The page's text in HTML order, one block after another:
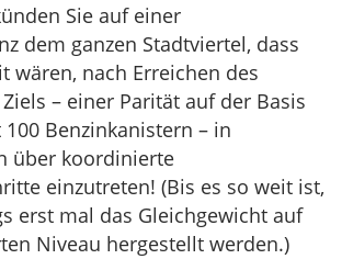
Sie auf einer
dem ganzen Stadtviertel, dass
wären, nach Erreichen des
– einer Parität auf der Basis
Benzinkanistern – in
über koordinierte
einzutreten! (Bis es so weit ist,
erst mal das Gleichgewicht auf
Niveau hergestellt werden.)